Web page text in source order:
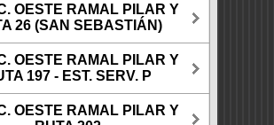
OESTE RAMAL PILAR Y
26 (SAN SEBASTIÁN)
OESTE RAMAL PILAR Y
197 - EST. SERV. P
OESTE RAMAL PILAR Y